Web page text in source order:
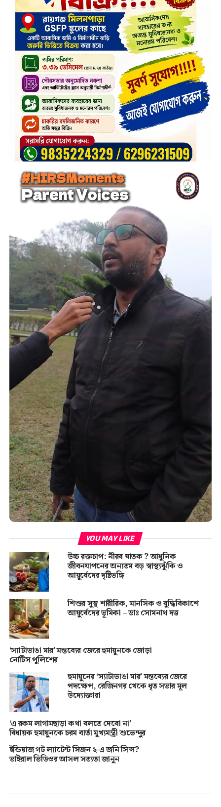
YOU MAY LIKE
উচ্চ রক্তচাপ: নীরব ঘাতক ? আধুনিক
জীবনযাপনের অন্যতম বড় স্বাস্থ্যঝুঁকি ও
আয়ুর্বেদের দৃষ্টিভঙ্গি
শিশুর সুস্থ শারীরিক, মানসিক ও বুদ্ধিবিকাশে
আয়ুর্বেদের ভূমিকা – ডাঃ সোমনাথ দত্ত
‘স্যাটাভাঙা মার’ মন্তব্যের জেরে হুমায়ুনকে জোড়া
নোটিস পুলিশের
হুমায়ুনের ‘স্যাটাভাঙা মার’ মন্তব্যের জেরে
পদক্ষেপ, রেজিনগর থেকে ধৃত সভার মূল
উদ্যোক্তারা
‘এ রকম লাগামছাড়া কথা বলতে দেবো না’
বিধায়ক হুমায়ুনকে চরম বার্তা মুখ্যমন্ত্রী শুভেন্দুর
ইন্ডিয়াজ গট ল্যাটেন্ট সিজন ২-এ জনি সিন্স?
ভাইরাল ভিডিওর আসল সত্যতা জানুন